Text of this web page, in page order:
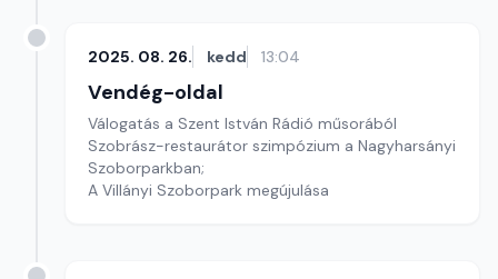
2025. 08. 26. kedd 13:04
Vendég-oldal
Válogatás a Szent István Rádió műsorából
Szobrász-restaurátor szimpózium a Nagyharsányi
Szoborparkban;
A Villányi Szoborpark megújulása